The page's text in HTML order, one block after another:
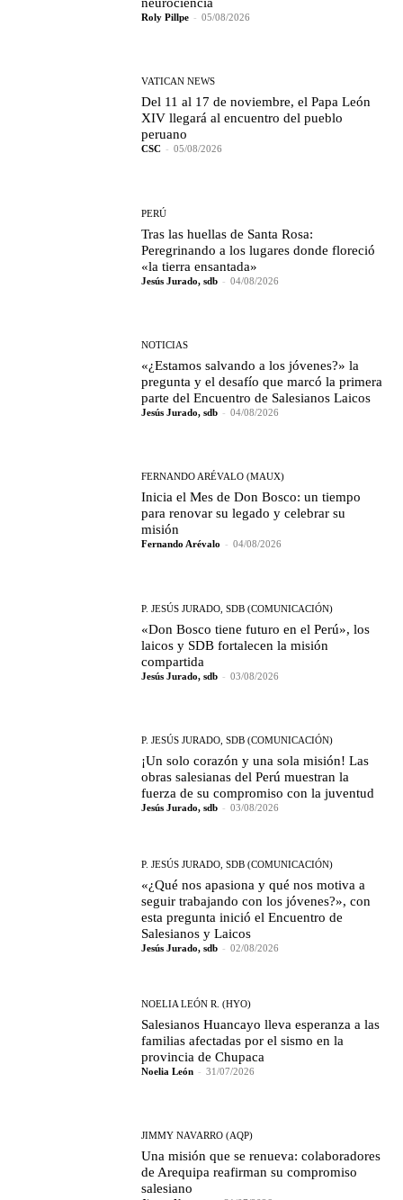
Roly Pillpe - 05/08/2026
VATICAN NEWS
Del 11 al 17 de noviembre, el Papa León
XIV llegará al encuentro del pueblo
peruano
CSC - 05/08/2026
PERÚ
Tras las huellas de Santa Rosa:
Peregrinando a los lugares donde floreció
«la tierra ensantada»
Jesús Jurado, sdb - 04/08/2026
NOTICIAS
«¿Estamos salvando a los jóvenes?» la
pregunta y el desafío que marcó la primera
parte del Encuentro de Salesianos Laicos
Jesús Jurado, sdb - 04/08/2026
FERNANDO ARÉVALO (MAUX)
Inicia el Mes de Don Bosco: un tiempo
para renovar su legado y celebrar su
misión
Fernando Arévalo - 04/08/2026
P. JESÚS JURADO, SDB (COMUNICACIÓN)
«Don Bosco tiene futuro en el Perú», los
laicos y SDB fortalecen la misión
compartida
Jesús Jurado, sdb - 03/08/2026
P. JESÚS JURADO, SDB (COMUNICACIÓN)
¡Un solo corazón y una sola misión! Las
obras salesianas del Perú muestran la
fuerza de su compromiso con la juventud
Jesús Jurado, sdb - 03/08/2026
P. JESÚS JURADO, SDB (COMUNICACIÓN)
«¿Qué nos apasiona y qué nos motiva a
seguir trabajando con los jóvenes?», con
esta pregunta inició el Encuentro de
Salesianos y Laicos
Jesús Jurado, sdb - 02/08/2026
NOELIA LEÓN R. (HYO)
Salesianos Huancayo lleva esperanza a las
familias afectadas por el sismo en la
provincia de Chupaca
Noelia León - 31/07/2026
JIMMY NAVARRO (AQP)
Una misión que se renueva: colaboradores
de Arequipa reafirman su compromiso
salesiano